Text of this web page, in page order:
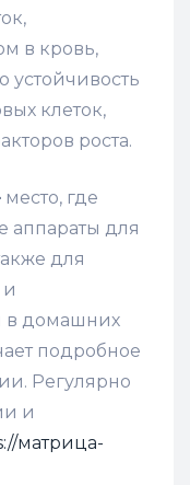
в кровь,
устойчивость
клеток,
роста.
место, где
аппараты для
для
в домашних
подробное
Регулярно
и
матрица-